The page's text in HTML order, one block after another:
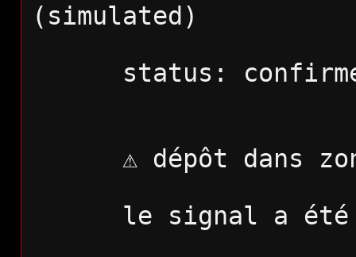
(simulated)
status:
⚠️ dépôt dans
le signal a